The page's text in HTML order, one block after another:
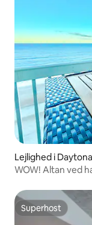
Lejlighed i
WOW! Altan ved
Superhost
Superhost